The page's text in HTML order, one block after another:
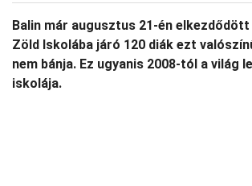
Balin már augusztus 21-én elkezdődött
Zöld Iskolába járó 120 diák ezt
nem bánja. Ez ugyanis 2008-tól a világ
iskolája.